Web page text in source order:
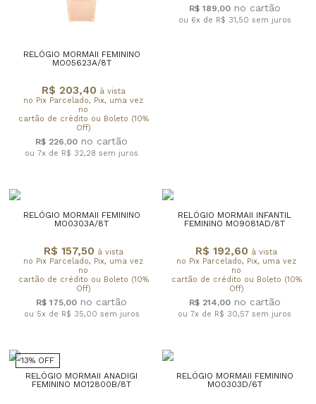
RELÓGIO MORMAII FEMININO
MO05623A/8T
R$ 203,40 à vista
no Pix Parcelado, Pix, uma vez
no
cartão de crédito ou Boleto (10%
Off)
R$ 226,00
ou 7x de R$ 32,28 sem juros
R$ 189,00
ou 6x de R$ 31,50 sem juros
RELÓGIO MORMAII FEMININO
MO0303A/8T
R$ 157,50 à vista
no Pix Parcelado, Pix, uma vez
no
cartão de crédito ou Boleto (10%
Off)
R$ 175,00
ou 5x de R$ 35,00 sem juros
RELÓGIO MORMAII INFANTIL
FEMININO MO9081AD/8T
R$ 192,60 à vista
no Pix Parcelado, Pix, uma vez
no
cartão de crédito ou Boleto (10%
Off)
R$ 214,00
ou 7x de R$ 30,57 sem juros
13% OFF
RELÓGIO MORMAII ANADIGI
FEMININO MO12800B/8T
RELÓGIO MORMAII FEMININO
MO0303D/6T